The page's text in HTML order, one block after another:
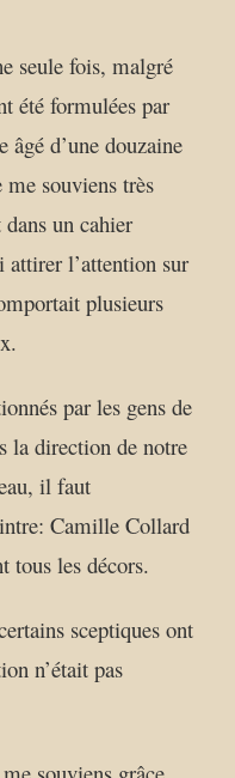
seule fois, malgré
été formulées par
âgé d’une douzaine
me souviens très
un cahier
attirer l’attention sur
plusieurs
par les gens de
la direction de notre
il faut
Camille Collard
tous les décors.
sceptiques ont
n’était pas